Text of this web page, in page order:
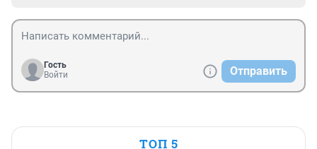
Гость
Войти
Отправить
ТОП 5